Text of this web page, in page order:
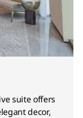
suite offers
decor,